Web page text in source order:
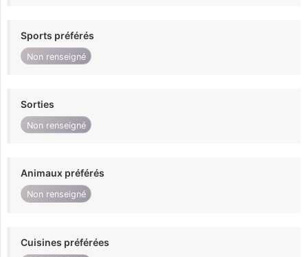
Sports préférés
Non renseigné
Sorties
Non renseigné
Animaux préférés
Non renseigné
Cuisines préférées